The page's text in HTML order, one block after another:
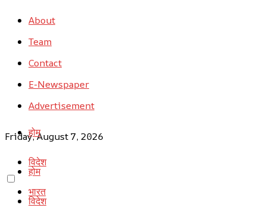
About
Team
Contact
E-Newspaper
Advertisement
Friday, August 7, 2026
होम
विदेश
भारत
होम
विदेश